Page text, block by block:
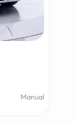
Manual